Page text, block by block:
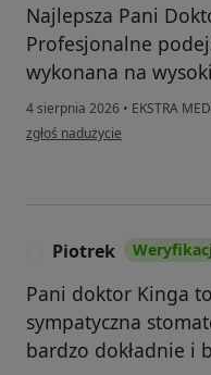
Najlepsza Pani
Profesjonalne
wykonana na
4 sierpnia 2026 • EKSTRA
w opinii użytkownika Bożena
zgłoś nadużycie
Piotrek
Pani doktor Kinga
sympatyczna
bardzo dokładnie i